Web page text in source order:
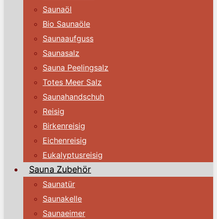
Saunaöl
Bio Saunaöle
Saunaaufguss
Saunasalz
Sauna Peelingsalz
Totes Meer Salz
Saunahandschuh
Reisig
Birkenreisig
Eichenreisig
Eukalyptusreisig
Sauna Zubehör
Saunatür
Saunakelle
Saunaeimer